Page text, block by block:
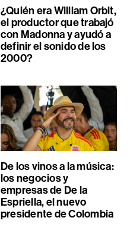
¿Quién era William Orbit,
el productor que trabajó
con Madonna y ayudó a
definir el sonido de los
2000?
De los vinos a la música:
los negocios y
empresas de De la
Espriella, el nuevo
presidente de Colombia